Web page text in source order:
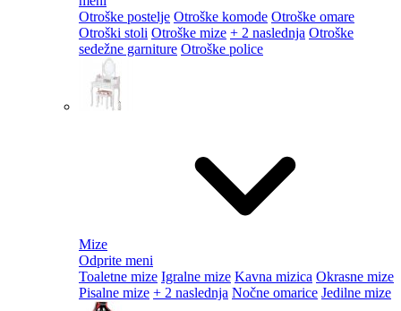
Otroške postelje Otroške komode Otroške omare
Otroški stoli Otroške mize + 2 naslednja Otroške
sedežne garniture Otroške police
Mize
Odprite meni
Toaletne mize Igralne mize Kavna mizica Okrasne mize
Pisalne mize + 2 naslednja Nočne omarice Jedilne mize